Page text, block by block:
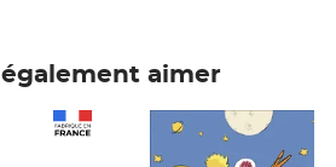
aimer
Prix 6,25€ HT